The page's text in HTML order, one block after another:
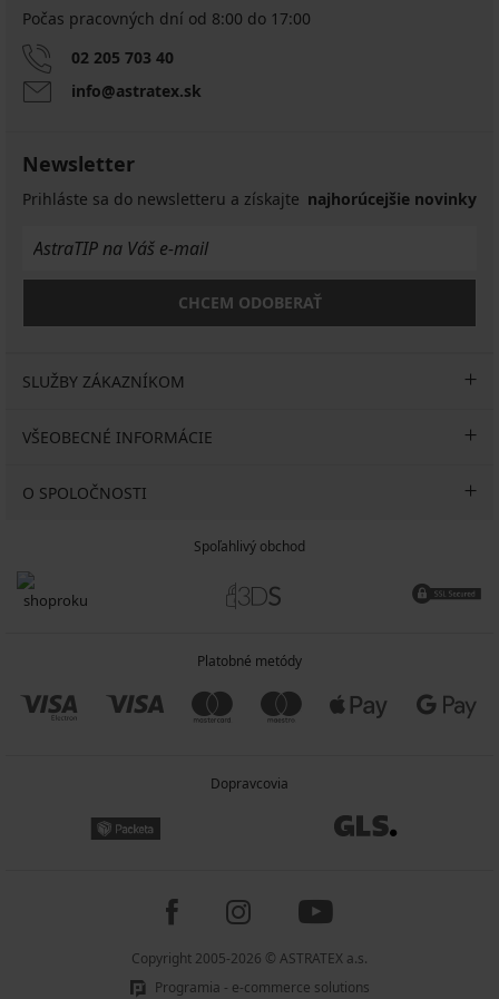
Počas pracovných dní od 8:00 do 17:00
02 205 703 40
info@astratex.sk
Newsletter
Prihláste sa do newsletteru a získajte najhorúcejšie novinky
CHCEM ODOBERAŤ
SLUŽBY ZÁKAZNÍKOM
VŠEOBECNÉ INFORMÁCIE
O SPOLOČNOSTI
Spoľahlivý obchod
Platobné metódy
Dopravcovia
Copyright 2005-2026 © ASTRATEX a.s.
Programia - e-commerce solutions